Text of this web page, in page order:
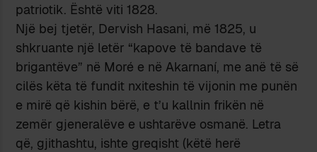
patriotik. Është viti 1828.
Një bej tjetër, Dervish Hasani, më 1825, u
shkruante një letër “kapove të bandave të
brigantëve” në Moré e në Akarnaní, me anë të së
cilës këta të fundit nxiteshin të vijonin me punën
e mirë që kishin bërë, e t’u kallnin frikën në
zemër gjeneralëve e ushtarëve osmanë. Letra
që, gjithashtu, ishte greqisht (këtë herë